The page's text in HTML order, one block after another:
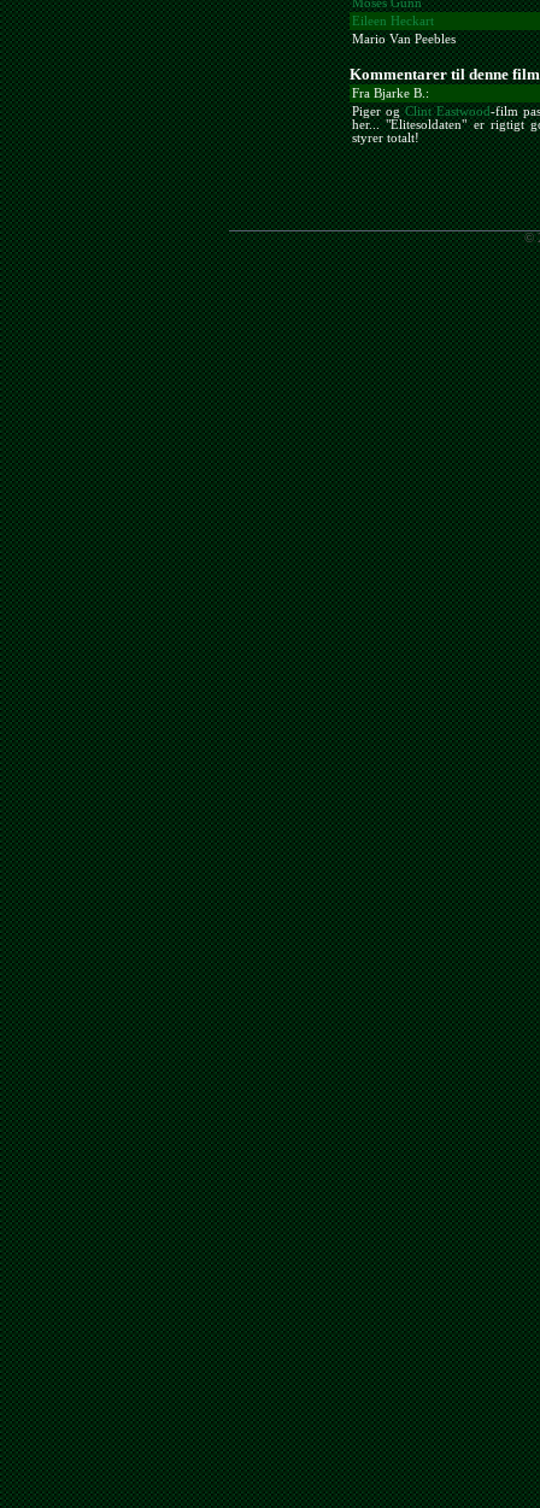
Moses Gunn
Eileen Heckart
Mario Van Peebles
Kommentarer til denne
Fra Bjarke B.:
Piger ogClint Eastwood-film
her... "Elitesoldaten" er rigtigt
styrer totalt!
©